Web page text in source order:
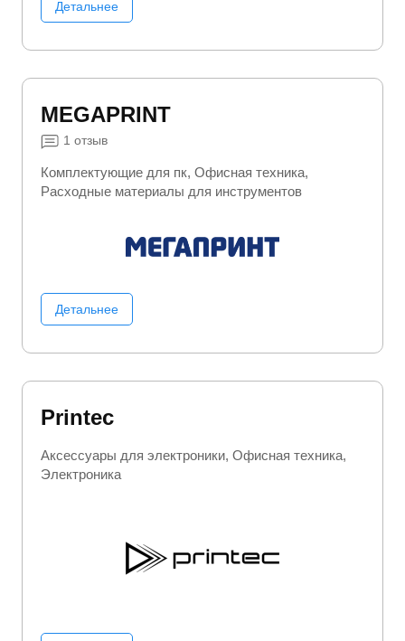
Детальнее
MEGAPRINT
1 отзыв
Комплектующие для пк Офисная техника
Расходные материалы для инструментов
Детальнее
Printec
Аксессуары для электроники Офисная техника
Электроника